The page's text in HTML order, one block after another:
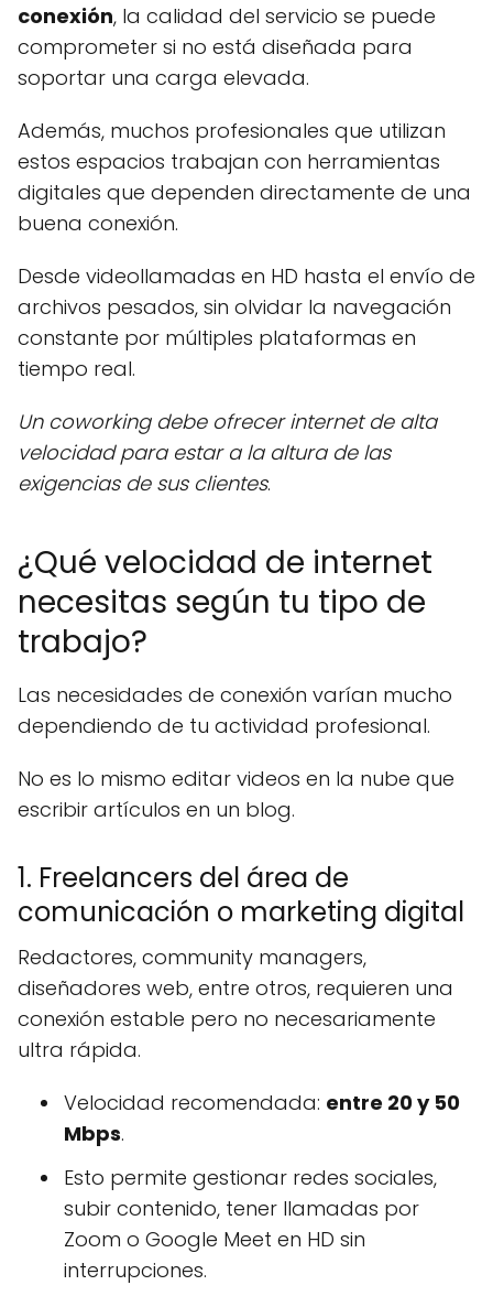
conexión, la calidad del servicio se puede
comprometer si no está diseñada para
soportar una carga elevada.
Además, muchos profesionales que utilizan
estos espacios trabajan con herramientas
digitales que dependen directamente de una
buena conexión.
Desde videollamadas en HD hasta el envío de
archivos pesados, sin olvidar la navegación
constante por múltiples plataformas en
tiempo real.
Un coworking debe ofrecer internet de alta
velocidad para estar a la altura de las
exigencias de sus clientes.
¿Qué velocidad de internet
necesitas según tu tipo de
trabajo?
Las necesidades de conexión varían mucho
dependiendo de tu actividad profesional.
No es lo mismo editar videos en la nube que
escribir artículos en un blog.
1. Freelancers del área de
comunicación o marketing digital
Redactores, community managers,
diseñadores web, entre otros, requieren una
conexión estable pero no necesariamente
ultra rápida.
Velocidad recomendada: entre 20 y 50
Mbps.
Esto permite gestionar redes sociales,
subir contenido, tener llamadas por
Zoom o Google Meet en HD sin
interrupciones.